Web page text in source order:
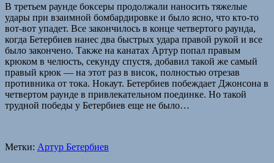
В третьем раунде боксеры продолжали наносить тяжелые
удары при взаимной бомбардировке и было ясно, что кто-то
вот-вот упадет. Все закончилось в конце четвертого раунда,
когда Бетербиев нанес два быстрых удара правой рукой и все
было закончено. Также на канатах Артур попал правым
крюком в челюсть, секунду спустя, добавил такой же самый
правый крюк — на этот раз в висок, полностью отрезав
противника от тока. Нокаут. Бетербиев побеждает Джонсона в
четвертом раунде в привлекательном поединке. Но такой
трудной победы у Бетербиев еще не было…
Метки: Артур Бетербиев